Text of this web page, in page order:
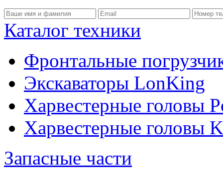
Каталог техники
Фронтальные
Экскаваторы LonKing
Харвестерные головы
Харвестерные головы
Запасные части